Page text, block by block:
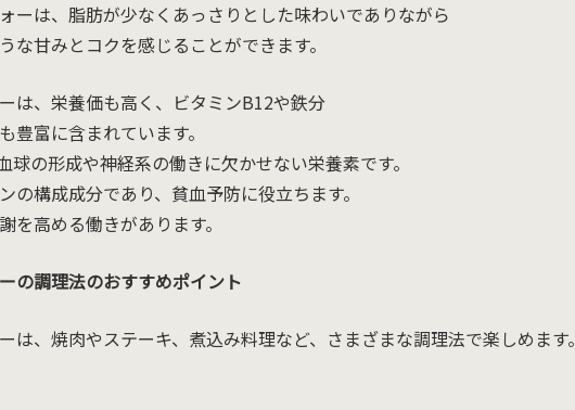
ーは、脂肪が少なくあっさりとした味わいでありながら
な甘みとコクを感じることができます。
は、栄養価も高く、ビタミンB12や鉄分
豊富に含まれています。
球の形成や神経系の働きに欠かせない栄養素です。
の構成成分であり、貧血予防に役立ちます。
を高める働きがあります。
の調理法のおすすめポイント
は、焼肉やステーキ、煮込み料理など、さまざまな調理法で楽しめます。